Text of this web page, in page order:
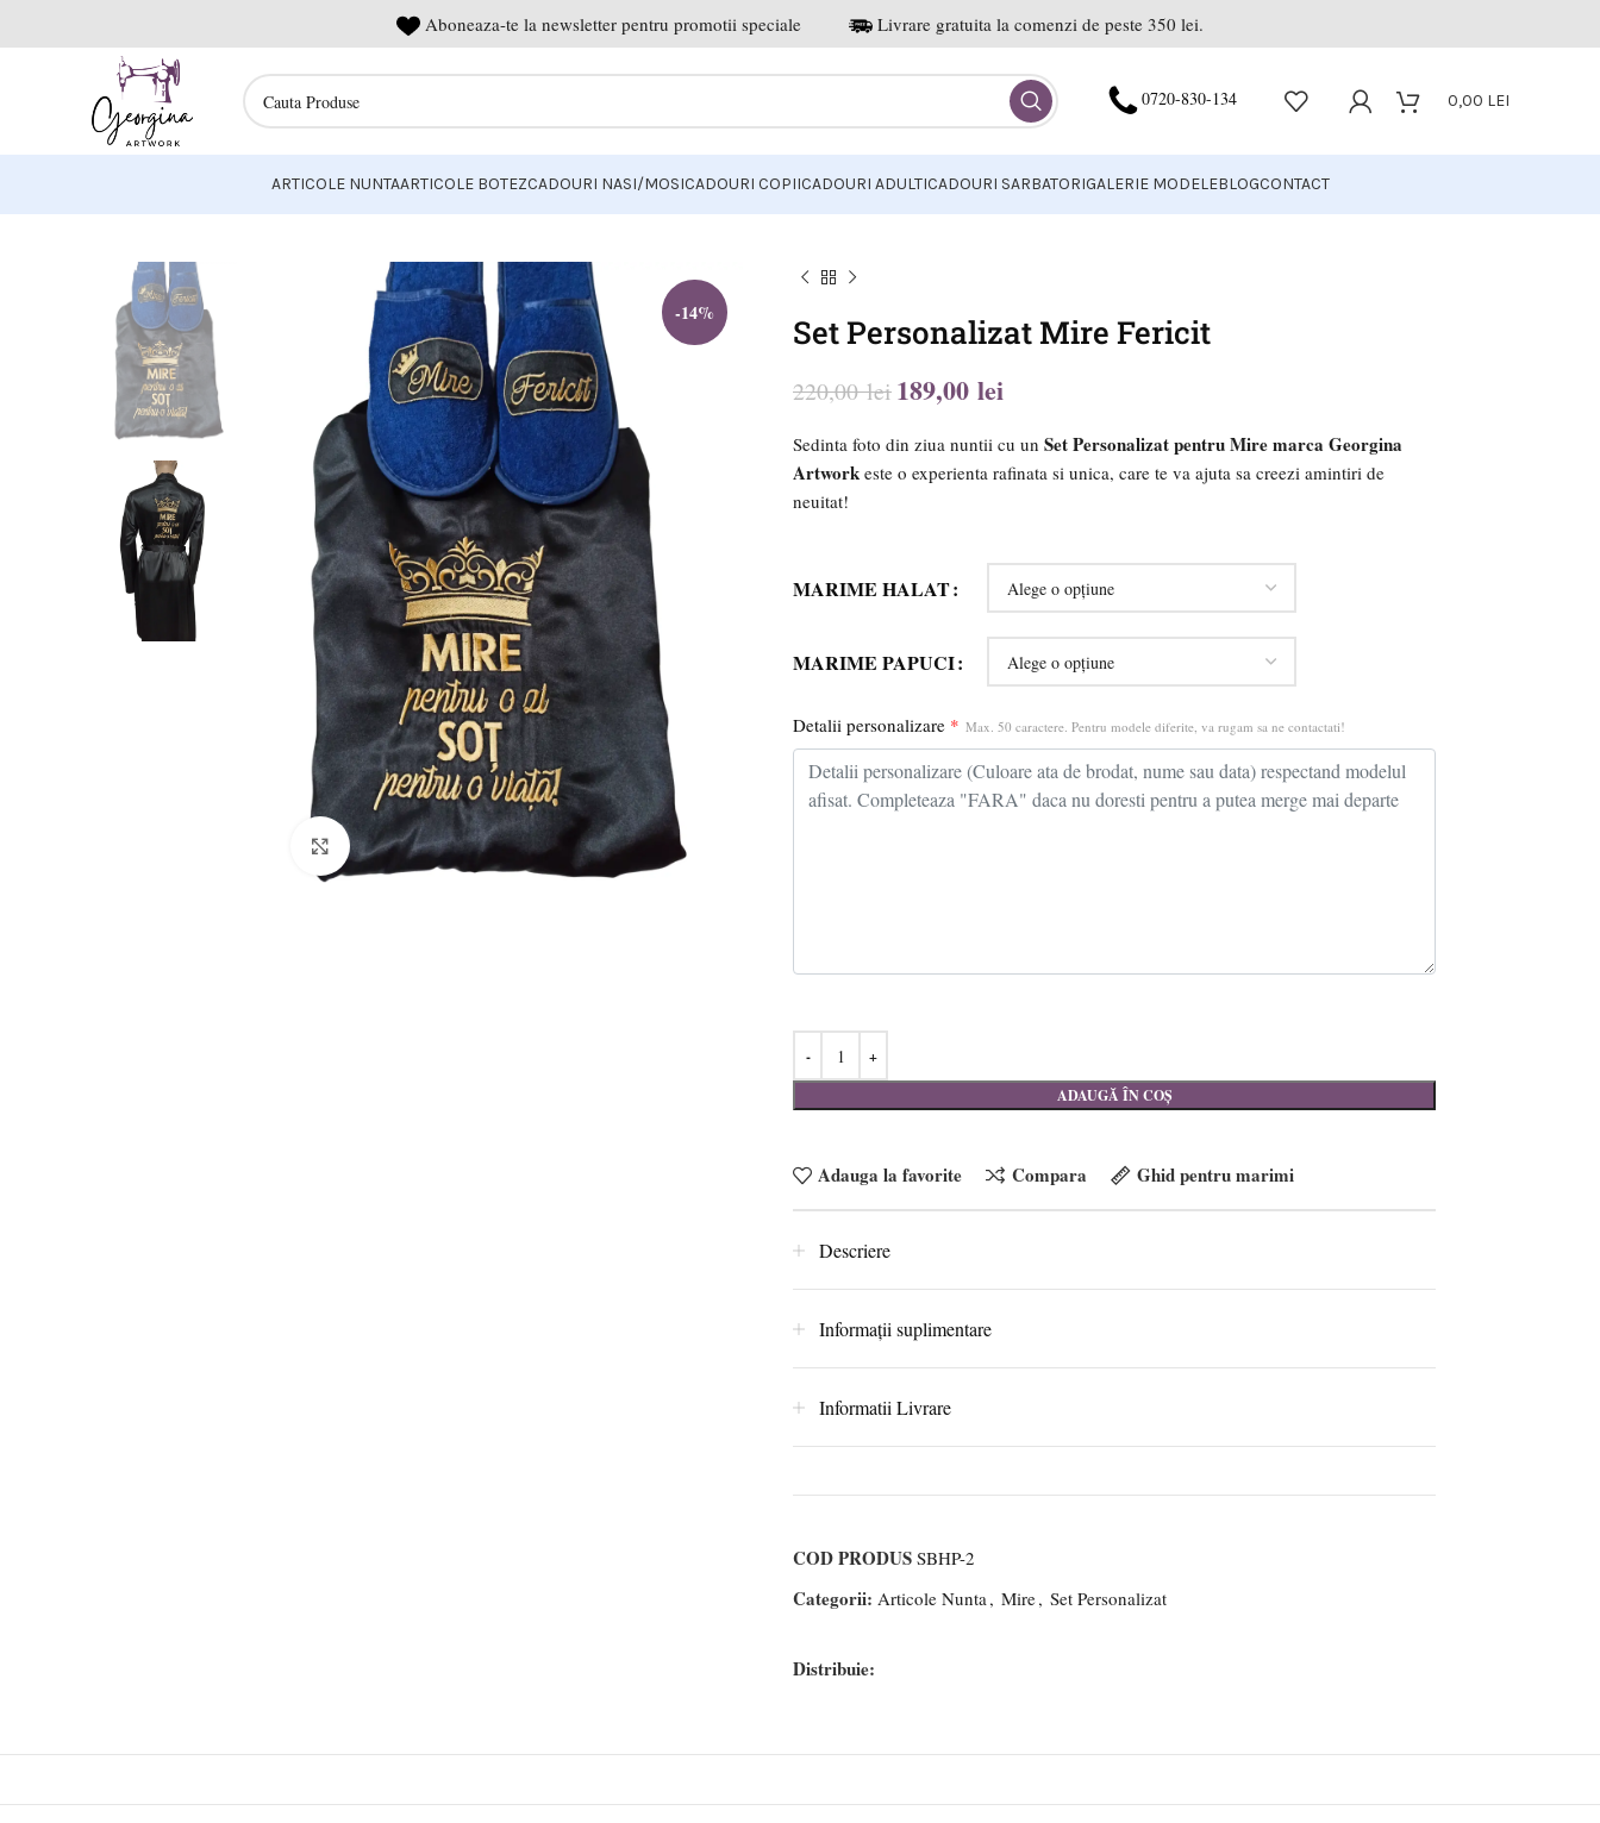
Aboneaza-te la newsletter pentru promotii speciale Livrare gratuita la comenzi de peste 350 lei.
0720-830-134 0,00 LEI
ARTICOLE NUNTAARTICOLE BOTEZCADOURI NASI/MOSICADOURI COPIICADOURI ADULTICADOURI SARBATORIGALERIE MODELEBLOGCONTACT
-14%
Click to enlarge
Set Personalizat Mire Fericit
220,00lei189,00 lei
Sedinta foto din ziua nuntii cu un Set Personalizat pentru Mire marca Georgina
Artwork este o experienta rafinata si unica, care te va ajuta sa creezi amintiri de
neuitat!
MARIME HALAT
MARIME PAPUCI
Detalii personalizare * Max. 50 caractere. Pentru modele diferite, va rugam sa ne contactati!
ADAUGĂ ÎN COȘ
Adauga la favorite Compara Ghid pentru marimi
Descriere
Informații suplimentare
Informatii Livrare
COD PRODUS SBHP-2
Categorii: Articole Nunta, Mire, Set Personalizat
Distribuie: